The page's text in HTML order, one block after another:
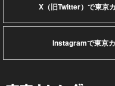
X（旧Twitter）で東京
Instagramで東京